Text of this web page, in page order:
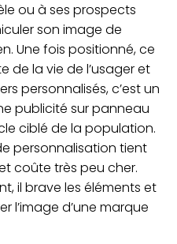
ou à ses prospects
son image de
Une fois positionné, ce
de la vie de l’usager et
personnalisés, c’est un
publicité sur panneau
ciblé de la population.
personnalisation tient
coûte très peu cher.
il brave les éléments et
l’image d’une marque